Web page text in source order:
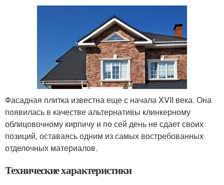
Фасадная плитка известна еще с начала XVII века. Она
появилась в качестве альтернативы клинкерному
облицовочному кирпичу и по сей день не сдает своих
позиций, оставаясь одним из самых востребованных
отделочных материалов.
Технические характеристики